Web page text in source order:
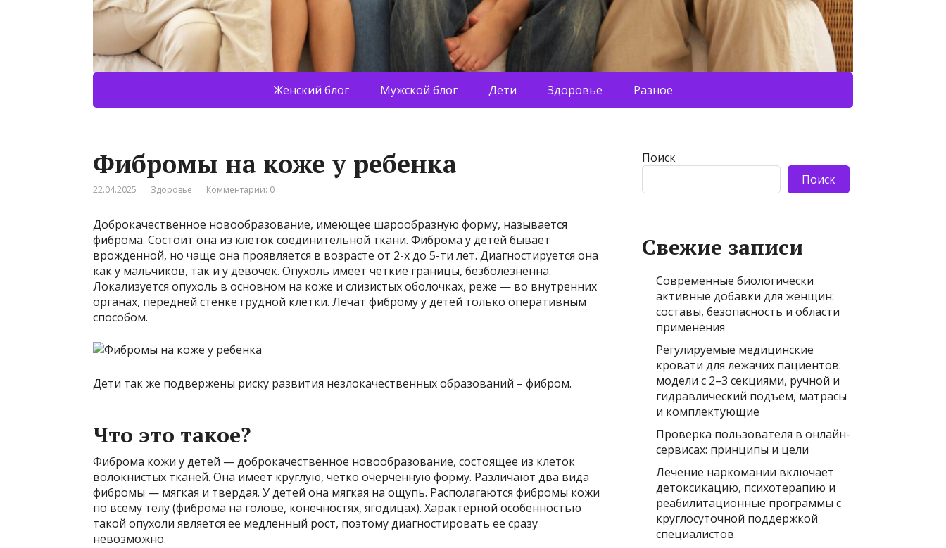
Женский блог Мужской блог Дети Здоровье Разное
Фибромы на коже у ребенка
22.04.2025 Здоровье Комментарии: 0
Доброкачественное новообразование, имеющее шарообразную форму, называется
фиброма. Состоит она из клеток соединительной ткани. Фиброма у детей бывает
врожденной, но чаще она проявляется в возрасте от 2-х до 5-ти лет. Диагностируется она
как у мальчиков, так и у девочек. Опухоль имеет четкие границы, безболезненна.
Локализуется опухоль в основном на коже и слизистых оболочках, реже — во внутренних
органах, передней стенке грудной клетки. Лечат фиброму у детей только оперативным
способом.
Дети так же подвержены риску развития незлокачественных образований – фибром.
Что это такое?
Фиброма кожи у детей — доброкачественное новообразование, состоящее из клеток
волокнистых тканей. Она имеет круглую, четко очерченную форму. Различают два вида
фибромы — мягкая и твердая. У детей она мягкая на ощупь. Располагаются фибромы кожи
по всему телу (фиброма на голове, конечностях, ягодицах). Характерной особенностью
такой опухоли является ее медленный рост, поэтому диагностировать ее сразу
невозможно.
Поиск
Поиск
Свежие записи
Современные биологически
активные добавки для женщин:
составы, безопасность и области
применения
Регулируемые медицинские
кровати для лежачих пациентов:
модели с 2–3 секциями, ручной и
гидравлический подъем, матрасы
и комплектующие
Проверка пользователя в онлайн-
сервисах: принципы и цели
Лечение наркомании включает
детоксикацию, психотерапию и
реабилитационные программы с
круглосуточной поддержкой
специалистов